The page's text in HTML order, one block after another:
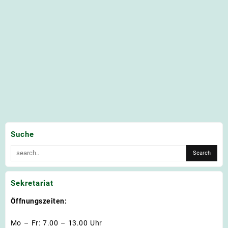
Suche
Sekretariat
Öffnungszeiten:
Mo – Fr: 7.00 – 13.00 Uhr